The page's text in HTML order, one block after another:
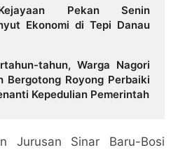
Pekan Senin
Ekonomi di Tepi Danau
tahun, Warga Nagori
Bergotong Royong Perbaiki
Kepedulian Pemerintah
Jurusan Sinar Baru-Bosi